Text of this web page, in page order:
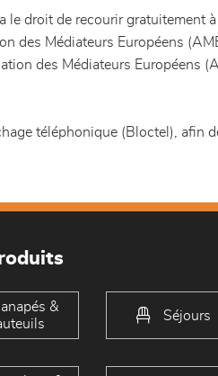
droit de recourir gratuitement
des Médiateurs Européens
des Médiateurs Européens
téléphonique (Bloctel), afin
&
Séjours